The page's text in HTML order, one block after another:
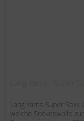
Lang Yarns Super
weiche Sockenwolle